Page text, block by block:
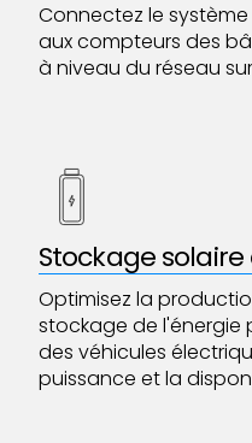
Connectez le
aux compteurs des
à niveau du réseau
Stockage
Optimisez la
stockage de l'énergie
des véhicules
puissance et la